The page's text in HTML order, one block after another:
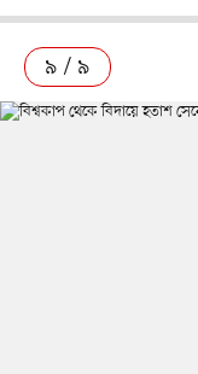
৯ / ৯